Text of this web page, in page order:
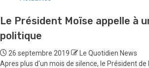
Le Président Moïse appelle à
politique
26 septembre 2019
Le Quotidien News
Apres plus d'un mois de silence, le Président de